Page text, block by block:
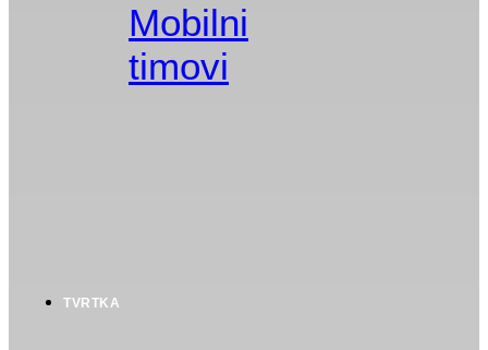
Mobilni
timovi
TVRTKA